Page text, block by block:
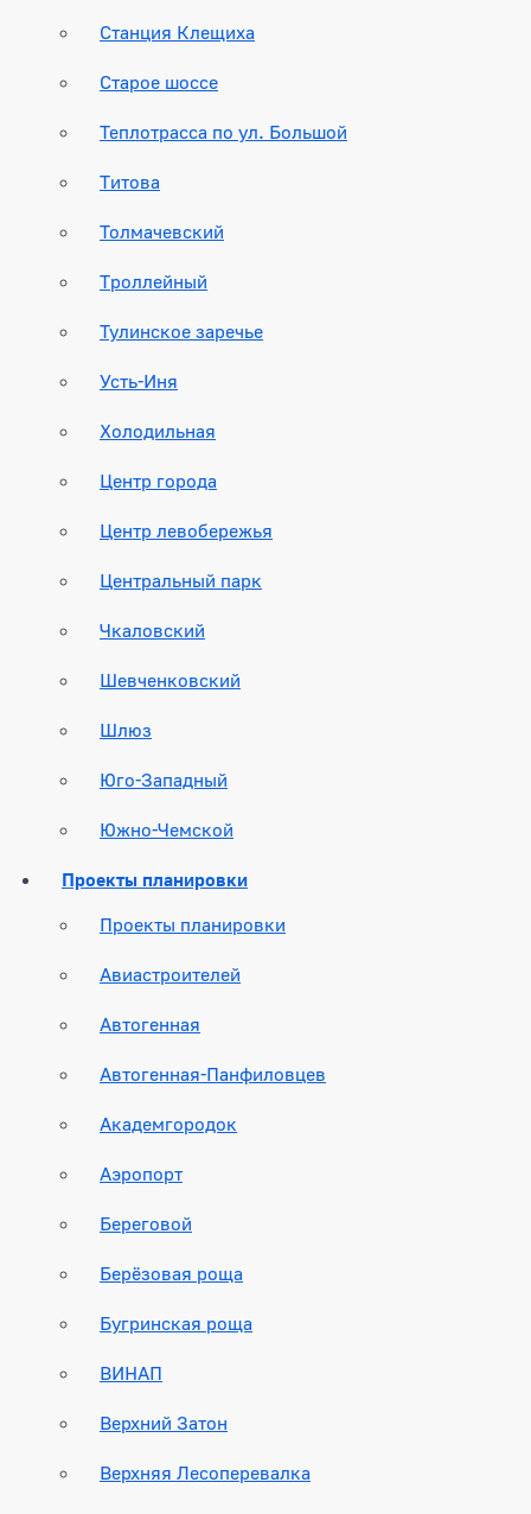
Станция Клещиха
Старое шоссе
Теплотрасса по ул. Большой
Титова
Толмачевский
Троллейный
Тулинское заречье
Усть-Иня
Холодильная
Центр города
Центр левобережья
Центральный парк
Чкаловский
Шевченковский
Шлюз
Юго-Западный
Южно-Чемской
Проекты планировки
Проекты планировки
Авиастроителей
Автогенная
Автогенная-Панфиловцев
Академгородок
Аэропорт
Береговой
Берёзовая роща
Бугринская роща
ВИНАП
Верхний Затон
Верхняя Лесоперевалка